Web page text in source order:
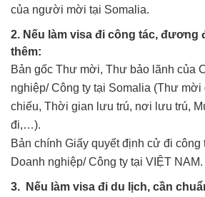
của người mời tại Somalia.
2. Nếu làm visa đi công tác, đương
thêm:
Bản gốc Thư mời, Thư bảo lãnh của
nghiệp/ Công ty tại Somalia (Thư mời
chiếu, Thời gian lưu trú, nơi lưu trú,
đi,…).
Bản chính Giấy quyết định cử đi công
Doanh nghiệp/ Công ty tại VIỆT NAM.
3. Nếu làm visa đi du lịch, cần